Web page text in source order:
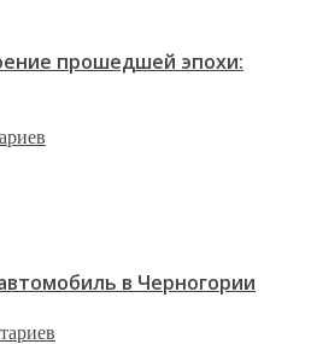
прошедшей эпохи:
в Черногории